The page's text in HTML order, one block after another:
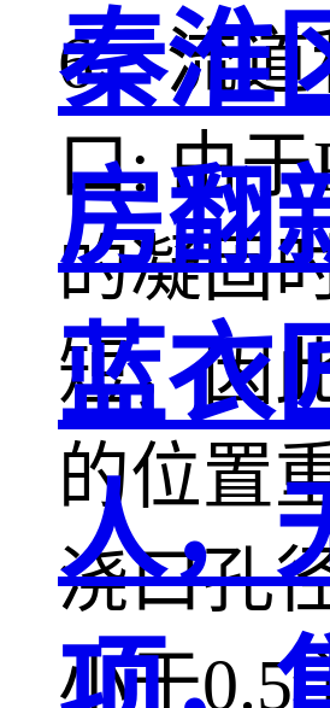
6、流
口: 由于
的凝固
短，因
的位置
浇口孔
小于
秦淮
房翻
蓝衣
人，